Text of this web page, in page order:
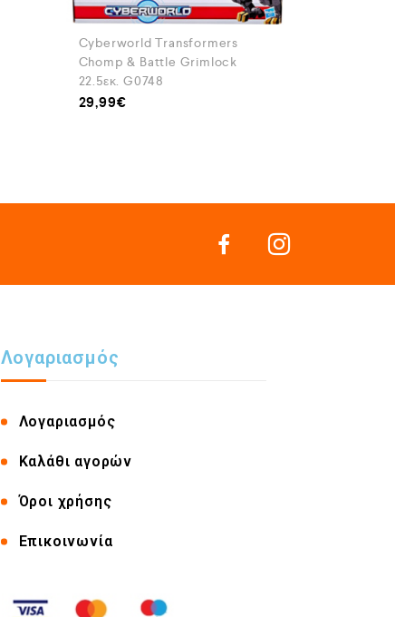
Cyberworld Transformers
Chomp & Battle Grimlock
22.5εκ. G0748
29,99€
Λογαριασμός
Λογαριασμός
Καλάθι αγορών
Όροι χρήσης
Επικοινωνία